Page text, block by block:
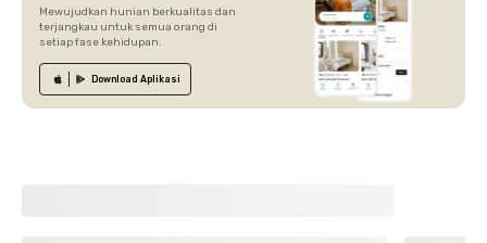
Mewujudkan hunian berkualitas dan
terjangkau untuk semua orang di
setiap fase kehidupan.
Download Aplikasi